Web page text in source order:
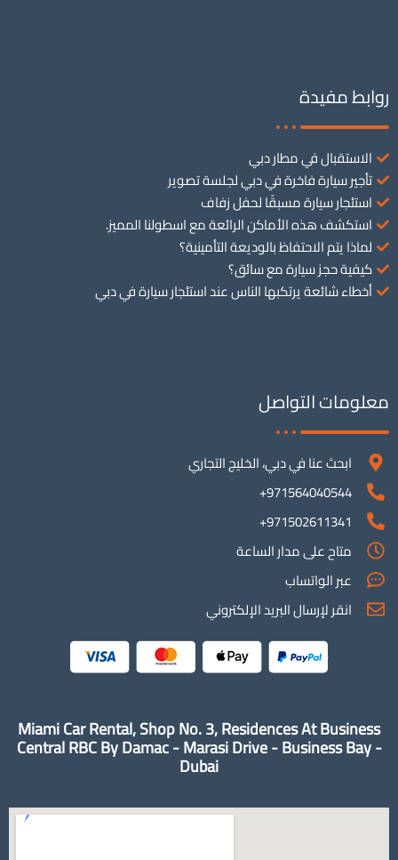
روابط مفيدة
الاستقبال في مطار دبي
تأجير سيارة فاخرة في دبي لجلسة تصوير
استئجار سيارة مسبقًا لحفل زفاف
استكشف هذه الأماكن الرائعة مع اسطولنا المميز.
لماذا يتم الاحتفاظ بالوديعة التأمينية؟
كيفية حجز سيارة مع سائق؟
أخطاء شائعة يرتكبها الناس عند استئجار سيارة في دبي
معلومات التواصل
ابحث عنا في دبي، الخليج التجاري
971564040544+
971502611341+
متاح على مدار الساعة
عبر الواتساب
انقر لإرسال البريد الإلكتروني
Miami Car Rental, Shop No. 3, Residences At Business
Central RBC By Damac - Marasi Drive - Business Bay -
Dubai